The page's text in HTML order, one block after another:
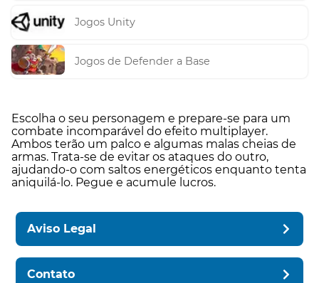
Jogos Unity
Jogos de Defender a Base
Escolha o seu personagem e prepare-se para um
combate incomparável do efeito multiplayer.
Ambos terão um palco e algumas malas cheias de
armas. Trata-se de evitar os ataques do outro,
ajudando-o com saltos energéticos enquanto tenta
aniquilá-lo. Pegue e acumule lucros.
Aviso Legal
Contato